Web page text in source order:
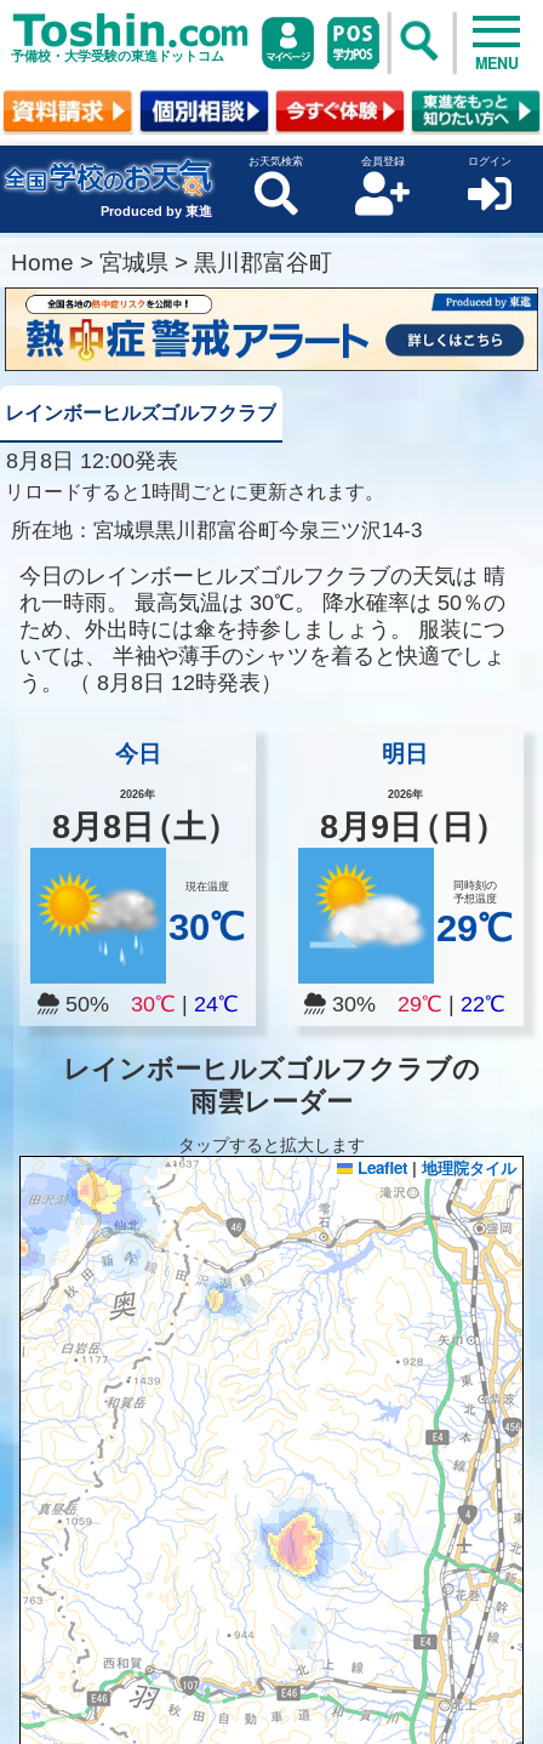
予備校・大学受験の東進ドットコム MENU
Produced by 東進
お天気検索 会員登録 ログイン
Home > 宮城県 > 黒川郡富谷町
レインボーヒルズゴルフクラブ
8月8日 12:00発表
リロードすると1時間ごとに更新されます。
所在地： 宮城県黒川郡富谷町今泉三ツ沢14-3
今日のレインボーヒルズゴルフクラブの天気は 晴
れ一時雨。
最高気温は 30℃。 降水確率は 50％の
ため、外出時には傘を持参しましょう。
服装につ
いては、
半袖や薄手のシャツを着ると快適でしょ
う。
（ 8月8日 12時発表）
今日
2026年
8月8 日（土）
現在温度
30℃
50% 30℃ 24℃
明日
2026年
8月 9 日（日）
同時刻の
予想温度
29℃
30% 29℃ |22℃
レインボーヒルズゴルフクラブの
雨雲レーダー
タップすると拡大します
Leaflet | 地理院タイル